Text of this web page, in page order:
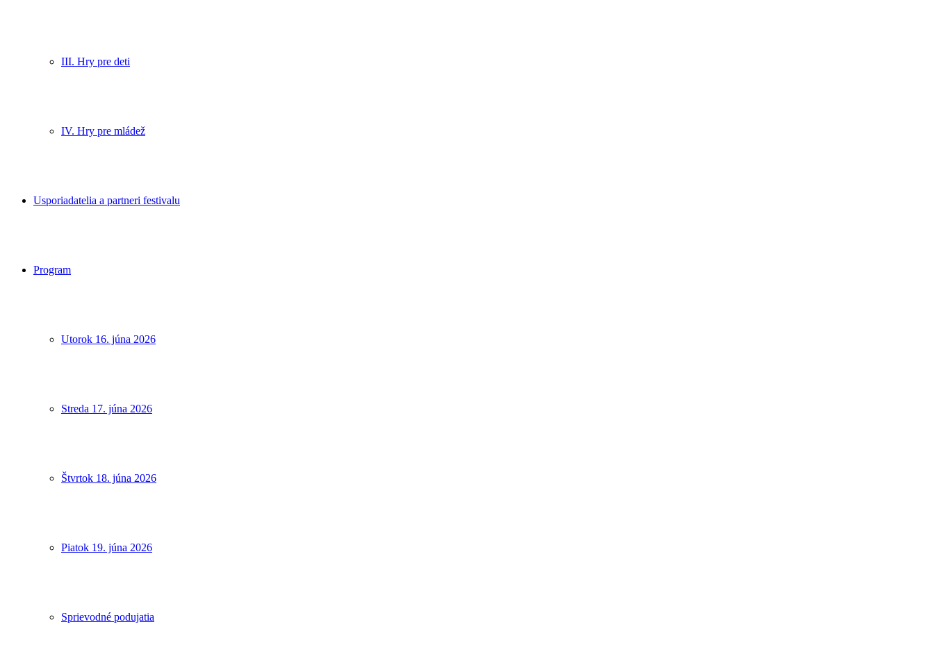
III. Hry pre deti
IV. Hry pre mládež
Usporiadatelia a partneri festivalu
Program
Utorok 16. júna 2026
Streda 17. júna 2026
Štvrtok 18. júna 2026
Piatok 19. júna 2026
Sprievodné podujatia